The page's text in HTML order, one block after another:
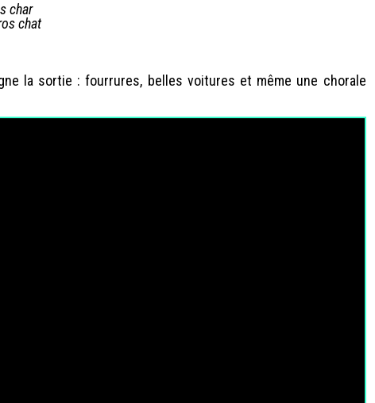
char
chat
la sortie : fourrures, belles voitures et même une chorale